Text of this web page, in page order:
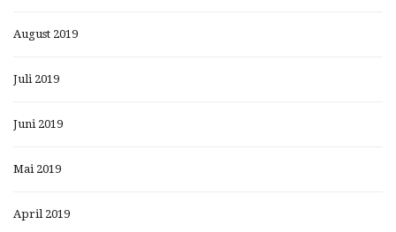
August 2019
Juli 2019
Juni 2019
Mai 2019
April 2019